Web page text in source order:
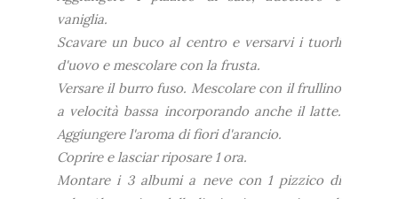
vaniglia.
Scavare un buco al centro e versarvi i tuorli
d'uovo e mescolare con la frusta.
Versare il burro fuso. Mescolare con il frullino
a velocità bassa incorporando anche il latte.
Aggiungere l'aroma di fiori d'arancio.
Coprire e lasciar riposare 1 ora.
Montare i 3 albumi a neve con 1 pizzico di